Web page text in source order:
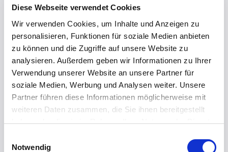
Diese Webseite verwendet Cookies
Wir verwenden Cookies, um Inhalte und Anzeigen zu
personalisieren, Funktionen für soziale Medien anbieten
zu können und die Zugriffe auf unsere Website zu
analysieren. Außerdem geben wir Informationen zu Ihrer
Verwendung unserer Website an unsere Partner für
soziale Medien, Werbung und Analysen weiter. Unsere
Partner führen diese Informationen möglicherweise mit
weiteren Daten zusammen, die Sie ihnen bereitgestellt
haben oder die sie im Rahmen Ihrer Nutzung der Dienste
Notwendig
By submiting the form, you accept our
privacy policy.